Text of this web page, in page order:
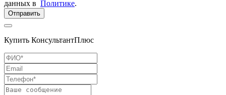
данных в Политике.
Отправить
Купить КонсультантПлюс